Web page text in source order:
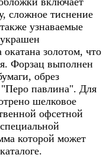
сложное тиснение
узнаваемые
золотом, что
Форзац выполнен
обрез
"Перо павлина". Для
шелковое
офсетной
которой может